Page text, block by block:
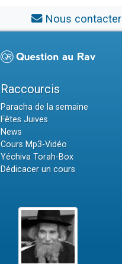
Nous contacter
Raccourcis
Paracha de la semaine
Fêtes Juives
News
Cours Mp3-Vidéo
Yéchiva Torah-Box
Dédicacer un cours